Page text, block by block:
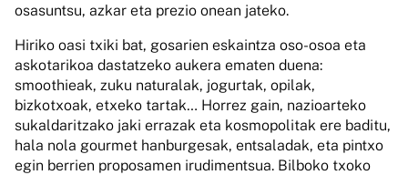
osasuntsu, azkar eta prezio onean jateko.
Hiriko oasi txiki bat, gosarien eskaintza oso-osoa eta
askotarikoa dastatzeko aukera ematen duena:
smoothieak, zuku naturalak, jogurtak, opilak,
bizkotxoak, etxeko tartak… Horrez gain, nazioarteko
sukaldaritzako jaki errazak eta kosmopolitak ere baditu,
hala nola gourmet hanburgesak, entsaladak, eta pintxo
egin berrien proposamen irudimentsua. Bilboko txoko